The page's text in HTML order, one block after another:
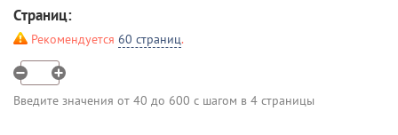
Страниц:
Рекомендуется 60 страниц.
Введите значения от 40 до 600 с шагом в 4 страницы